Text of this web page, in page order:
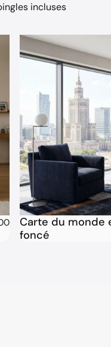
incluses
Carte du monde
foncé